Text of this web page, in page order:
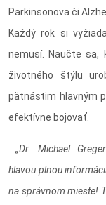
Parkinsonova či
Každý rok si
nemusí. Naučte
životného štýlu
pätnástim hlavným
efektívne bojovať.
„Dr. Michael
hlavou plnou
na správnom mieste!